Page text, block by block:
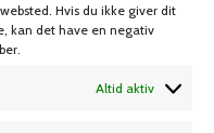
Hvis du ikke giver dit
kan det have en negativ
Altid aktiv
Handelsbetingelser